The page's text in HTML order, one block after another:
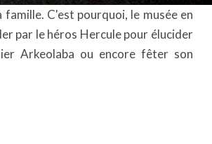
C'est pourquoi, le musée en
par le héros Hercule pour élucider
Arkeolaba ou encore fêter son